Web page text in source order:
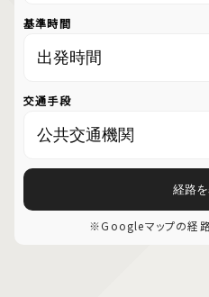
基準時間
交通手段
経路
※Googleマップの経